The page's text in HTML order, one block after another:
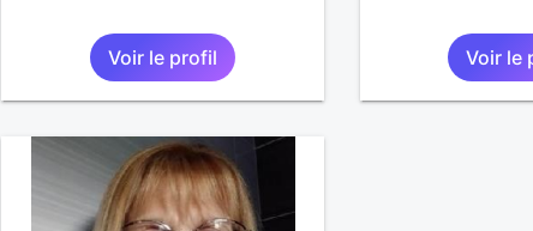
Voir le profil Voir le